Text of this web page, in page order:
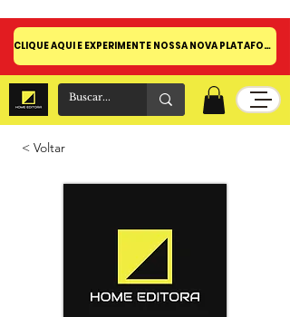
CLIQUE AQUI E EXPERIMENTE NOSSA NOVA PLATAFORMA!
< Voltar